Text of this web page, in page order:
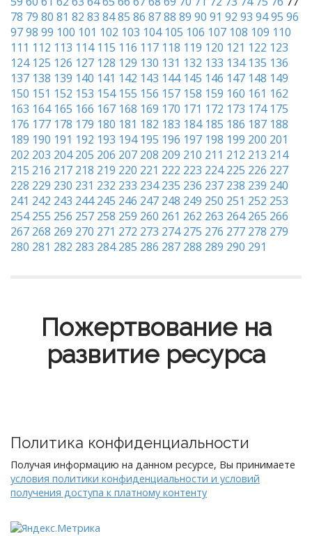
78 79 80 81 82 83 8485 86 8788 89 90 91 92 93 9495 96
9798 99 100 101 102 103 104 105 106 107 108 109 110
111 112 113 114 115 116 117 118 119 120 121 122 123
124 125 126 127 128 129 130 131 132 133 134 135 136
137 138 139 140 141 142 143 144 145 146 147 148 149
150 151 152 153 154 155 156 157 158 159 160 161 162
163 164 165 166 167 168 169 170 171 172 173 174 175
176 177 178 179 180 181 182 183 184 185 186 187 188
189 190 191 192 193 194 195 196 197 198 199 200 201
202 203 204 205 206 207 208 209 210 211 212 213 214
215 216 217 218 219 220 221 222 223 224 225 226 227
228 229 230 231 232 233 234 235 236 237 238 239 240
241 242 243 244 245 246 247 248 249 250 251 252 253
254 255 256 257 258 259 260 261 262 263 264 265 266
267 268 269 270 271 272 273 274 275 276 277 278 279
280 281 282 283 284 285 286 287 288 289 290 291
Пожертвование на
развитие ресурса
Политика конфиденциальности
Получая информацию на данном ресурсе, Вы принимаете
условия политики конфиденциальности и условий
получения доступа к платному контенту